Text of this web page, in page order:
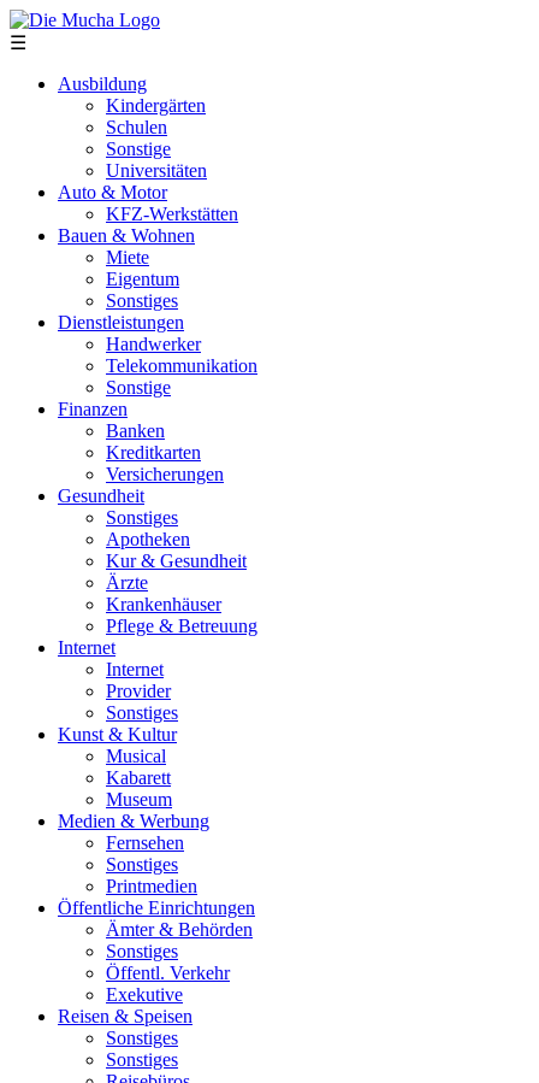
Direkt zum Inhalt
☰
Ausbildung
Kindergärten
Schulen
Sonstige
Universitäten
Auto & Motor
KFZ-Werkstätten
Bauen & Wohnen
Miete
Eigentum
Sonstiges
Dienstleistungen
Handwerker
Telekommunikation
Sonstige
Finanzen
Banken
Kreditkarten
Versicherungen
Gesundheit
Sonstiges
Apotheken
Kur & Gesundheit
Ärzte
Krankenhäuser
Pflege & Betreuung
Internet
Internet
Provider
Sonstiges
Kunst & Kultur
Musical
Kabarett
Museum
Medien & Werbung
Fernsehen
Sonstiges
Printmedien
Öffentliche Einrichtungen
Ämter & Behörden
Sonstiges
Öffentl. Verkehr
Exekutive
Reisen & Speisen
Sonstiges
Sonstiges